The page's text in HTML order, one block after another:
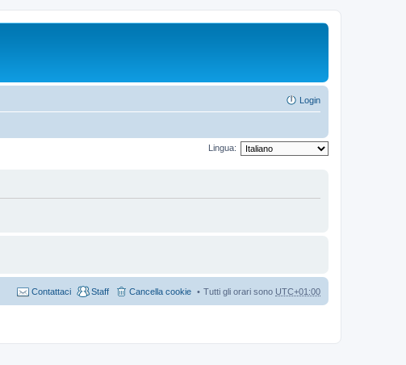
Login
Lingua:
Tutti gli orari sono UTC+01:00
Cancella cookie
Staff
Contattaci